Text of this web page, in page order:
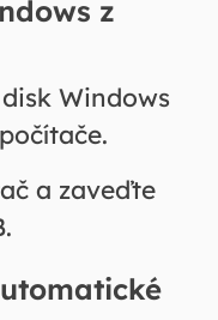
z
Windows
a zaveďte